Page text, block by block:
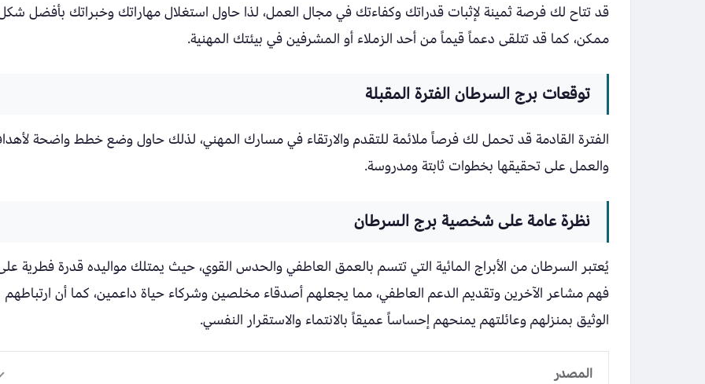
قد تتاح لك فرصة ثمينة لإثبات قدراتك وكفاءتك في مجال العمل، لذا حاول استغلال مهاراتك وخبراتك بأفضل
ممكن، كما قد تتلقى دعماً قيماً من أحد الزملاء أو المشرفين في بيئتك المهنية.
توقعات برج السرطان الفترة المقبلة
الفترة القادمة قد تحمل لك فرصاً ملائمة للتقدم والارتقاء في مسارك المهني، لذلك حاول وضع خطط واضحة
والعمل على تحقيقها بخطوات ثابتة ومدروسة.
نظرة عامة على شخصية برج السرطان
يُعتبر السرطان من الأبراج المائية التي تتسم بالعمق العاطفي والحدس القوي، حيث يمتلك مواليده قدرة فطرية
فهم مشاعر الآخرين وتقديم الدعم العاطفي، مما يجعلهم أصدقاء مخلصين وشركاء حياة داعمين، كما أن ارتباطهم
الوثيق بمنزلهم وعائلتهم يمنحهم إحساساً عميقاً بالانتماء والاستقرار النفسي.
المصدر